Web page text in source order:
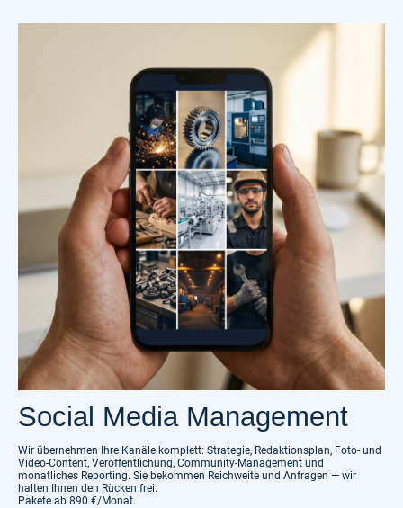
Social Media Management
Wir übernehmen Ihre Kanäle komplett: Strategie, Redaktionsplan, Foto- und
Video-Content, Veröffentlichung, Community-Management und
monatliches Reporting. Sie bekommen Reichweite und Anfragen — wir
halten Ihnen den Rücken frei.
Pakete ab 890 €/Monat.